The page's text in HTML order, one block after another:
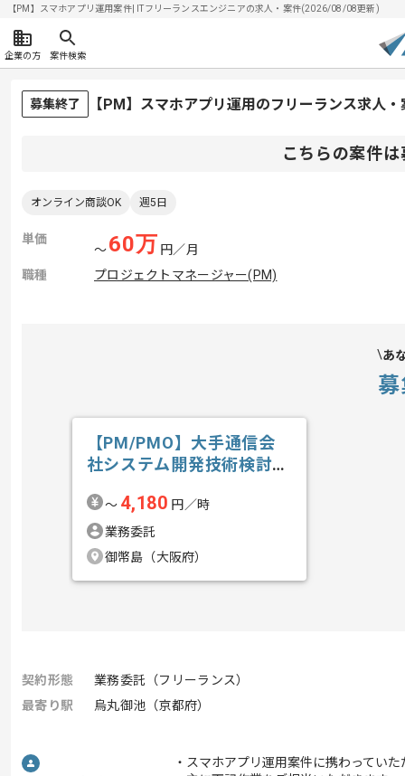
【PM】スマホアプリ運用案件| ITフリーランスエンジニアの求人・案件(2026/08/08更新)
企業の方 案件検索
募集終了 【PM】スマホアプリ運用のフリーランス求人・
こちらの案件
オンライン商談OK 週5日
単価
〜60万 円／月
職種
プロジェクトマネージャー(PM)
あ
【PM/PMO】大手通信会
社システム開発技術検討業
〜 4,180 円／時
業務委託
御幣島（大阪府）
契約形態
業務委託（フリーランス）
最寄り駅
烏丸御池（京都府）
・スマホアプリ運用案件に携わっていた